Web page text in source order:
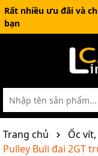
Rất nhiều ưu đãi và
bạn
Trang chủ Ốc
Pulley Buli đai 2GT